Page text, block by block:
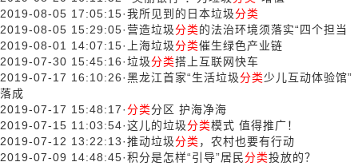
2019-08-05 17:05:15·我所见到的日本垃圾分类
2019-08-05 15:29:05·营造垃圾分类的法治环境须落实“四个担当
2019-08-01 14:07:15· 上海垃圾分类催生绿色产业链
2019-07-30 15:45:16·垃圾分类搭上互联网快车
2019-07-17 16:10:26·黑龙江首家“生活垃圾分类少儿互动体验馆”
落成
2019-07-17 15:48:17·分类分区 护海净海
2019-07-15 11:03:54·这儿的垃圾分类模式 值得推广！
2019-07-12 13:22:13·推动垃圾分类，农村也要有行动
2019-07-09 14:48:45·积分是怎样“引导”居民分类投放的？